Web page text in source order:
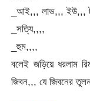
_আই,,, লাভ,,, ইউ,,,
_সত্যি,,,,
_হুম,,,,
বলেই জড়িয়ে ধরলাম
জিবন,,, যে জিবনের